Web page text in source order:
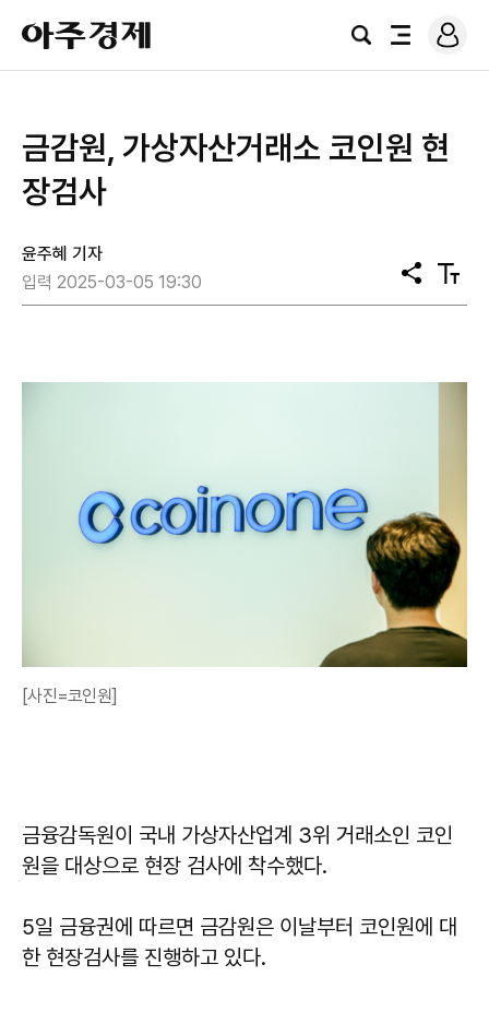
아
주
경
검
전
로
그
금감원, 가상자산거래소 코인원 현
장검사
윤주혜 기자
입력 2025-03-05 19:30
공
유
텍
스
[사진=코인원]
금융감독원이 국내 가상자산업계 3위 거래소인 코인
원을 대상으로 현장 검사에 착수했다.
5일 금융권에 따르면 금감원은 이날부터 코인원에 대
한 현장검사를 진행하고 있다.